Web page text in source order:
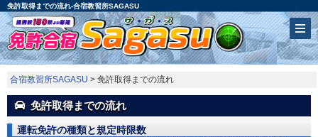
免許取得までの流れ-合宿教習所SAGASU
合宿教習所SAGASU > 免許取得までの流れ
免許取得までの流れ
運転免許の種類と規定時限数